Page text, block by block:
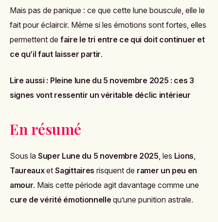
Mais pas de panique : ce que cette lune bouscule, elle le
fait pour éclaircir. Même si les émotions sont fortes, elles
permettent de faire le tri entre ce qui doit continuer et
ce qu’il faut laisser partir.
Lire aussi : Pleine lune du 5 novembre 2025 : ces 3
signes vont ressentir un véritable déclic intérieur
En résumé
Sous la Super Lune du 5 novembre 2025, les Lions,
TaureauxetSagittaires risquent de ramer un peu en
amour. Mais cette période agit davantage comme une
cure de vérité émotionnelle qu’une punition astrale.